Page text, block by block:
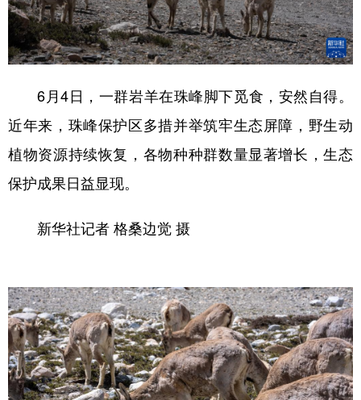
6月4日，一群岩羊在珠峰脚下觅食，安然自得。
近年来，珠峰保护区多措并举筑牢生态屏障，野生动
植物资源持续恢复，各物种种群数量显著增长，生态
保护成果日益显现。
新华社记者 格桑边觉 摄